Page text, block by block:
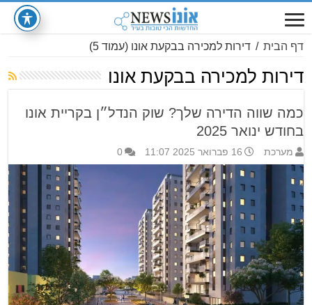
דף הבית / דירות למכירה בבקעת אונו (עמוד 5)
דירות למכירה בבקעת אונו
כמה שווה הדירה שלך? שוק הנדל״ן בקריית אונו
בחודש ינואר 2025
מערכת 16 פברואר 2025 11:07 0